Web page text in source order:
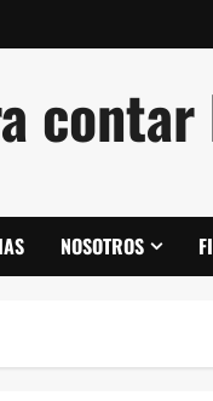
NOSOTROS